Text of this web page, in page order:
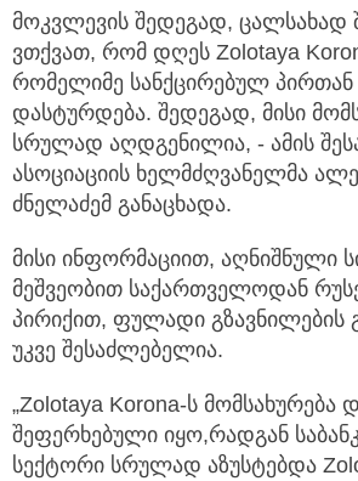
მოკვლევის შედეგად, ცალსახად
ვთქვათ, რომ დღეს Zolotaya
რომელიმე სანქცირებულ
დასტურდება. შედეგად, მისი
სრულად აღდგენილია, - ამის
ასოციაციის ხელმძღვანელმა
ძნელაძემ განაცხადა.
მისი ინფორმაციით, აღნიშნული
მეშვეობით საქართველოდან
პირიქით, ფულადი გზავნილების
უკვე შესაძლებელია.
„Zolotaya Korona-ს მომსახურება
შეფერხებული იყო,რადგან
სექტორი სრულად აზუსტებდა